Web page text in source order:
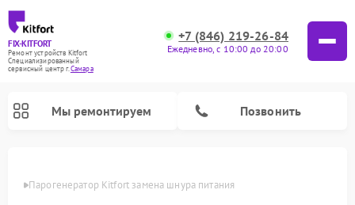
FIX-KITFORT
Ремонт устройств Kitfort
Специализированный
cервисный центр г.Самара
+7 (846) 219-26-84
Ежедневно, с 10:00 до 20:00
Мы ремонтируем Позвонить
Парогенератор Kitfort замена шнура питания